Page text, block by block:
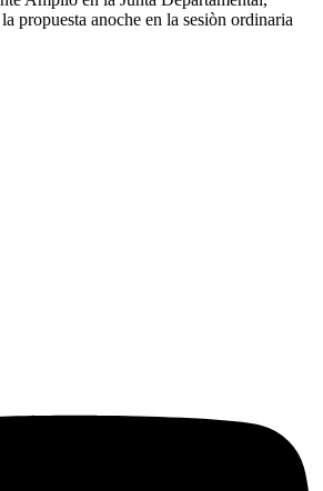
propuesta anoche en la sesiòn ordinaria